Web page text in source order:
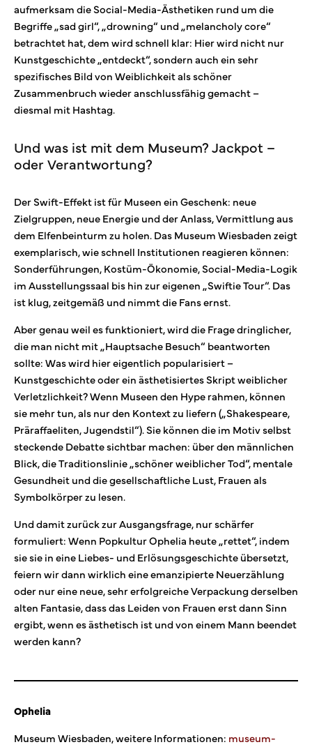
aufmerksam die Social-Media-Ästhetiken rund um die
Begriffe „sad girl“, „drowning“ und „melancholy core“
betrachtet hat, dem wird schnell klar: Hier wird nicht nur
Kunstgeschichte „entdeckt“, sondern auch ein sehr
spezifisches Bild von Weiblichkeit als schöner
Zusammenbruch wieder anschlussfähig gemacht –
diesmal mit Hashtag.
Und was ist mit dem Museum? Jackpot –
oder Verantwortung?
Der Swift-Effekt ist für Museen ein Geschenk: neue
Zielgruppen, neue Energie und der Anlass, Vermittlung aus
dem Elfenbeinturm zu holen. Das Museum Wiesbaden zeigt
exemplarisch, wie schnell Institutionen reagieren können:
Sonderführungen, Kostüm-Ökonomie, Social-Media-Logik
im Ausstellungssaal bis hin zur eigenen „Swiftie Tour“. Das
ist klug, zeitgemäß und nimmt die Fans ernst.
Aber genau weil es funktioniert, wird die Frage dringlicher,
die man nicht mit „Hauptsache Besuch“ beantworten
sollte: Was wird hier eigentlich popularisiert –
Kunstgeschichte oder ein ästhetisiertes Skript weiblicher
Verletzlichkeit? Wenn Museen den Hype rahmen, können
sie mehr tun, als nur den Kontext zu liefern („Shakespeare,
Präraffaeliten, Jugendstil“). Sie können die im Motiv selbst
steckende Debatte sichtbar machen: über den männlichen
Blick, die Traditionslinie „schöner weiblicher Tod“, mentale
Gesundheit und die gesellschaftliche Lust, Frauen als
Symbolkörper zu lesen.
Und damit zurück zur Ausgangsfrage, nur schärfer
formuliert: Wenn Popkultur Ophelia heute „rettet“, indem
sie sie in eine Liebes- und Erlösungsgeschichte übersetzt,
feiern wir dann wirklich eine emanzipierte Neuerzählung
oder nur eine neue, sehr erfolgreiche Verpackung derselben
alten Fantasie, dass das Leiden von Frauen erst dann Sinn
ergibt, wenn es ästhetisch ist und von einem Mann beendet
werden kann?
Ophelia
Museum Wiesbaden, weitere Informationen: museum-